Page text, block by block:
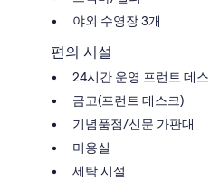
야외 수영장 3개
편의 시설
24시간 운영 프런트 데
금고(프런트 데스크)
기념품점/신문 가판대
미용실
세탁 시설